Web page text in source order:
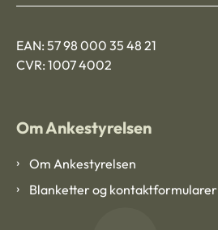
EAN: 57 98 000 35 48 21
CVR: 1007 4002
Om Ankestyrelsen
Om Ankestyrelsen
Blanketter og kontaktformularer